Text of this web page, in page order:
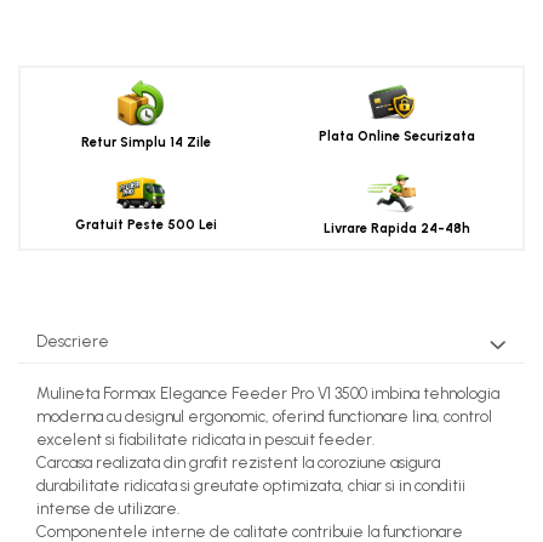
Retur Simplu 14 Zile Plata Online Securizata
Gratuit Peste 500 Lei Livrare Rapida 24-48h
Descriere
Mulineta Formax Elegance Feeder Pro V1 3500 imbina tehnologia
moderna cu designul ergonomic, oferind functionare lina, control
excelent si fiabilitate ridicata in pescuit feeder.
Carcasa realizata din grafit rezistent la coroziune asigura
durabilitate ridicata si greutate optimizata, chiar si in conditii
intense de utilizare.
Componentele interne de calitate contribuie la functionare